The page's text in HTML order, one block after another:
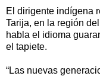
El dirigente indígena
Tarija, en la región
habla el idioma
el tapiete.
“Las nuevas